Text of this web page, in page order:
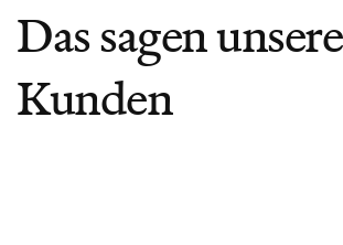
Das sagen unsere
Kunden